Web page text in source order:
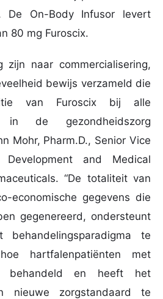
De On-Body Infusor levert
80 mg Furoscix.
zijn naar commercialisering,
bewijs verzameld die
van Furoscix bij alle
in de gezondheidszorg
Mohr, Pharm.D., Senior Vice
Development and Medical
“De totaliteit van
economische gegevens die
gegenereerd, ondersteunt
te
hartfalenpatiënten met
behandeld en heeft het
​​nieuwe zorgstandaard te